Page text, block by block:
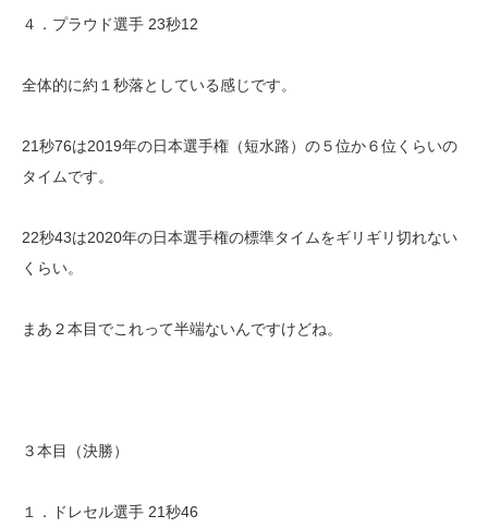
４．プラウド選手 23秒12
全体的に約１秒落としている感じです。
21秒76は2019年の日本選手権（短水路）の５位か６位くらいの
タイムです。
22秒43は2020年の日本選手権の標準タイムをギリギリ切れない
くらい。
まあ２本目でこれって半端ないんですけどね。
３本目（決勝）
１．ドレセル選手 21秒46